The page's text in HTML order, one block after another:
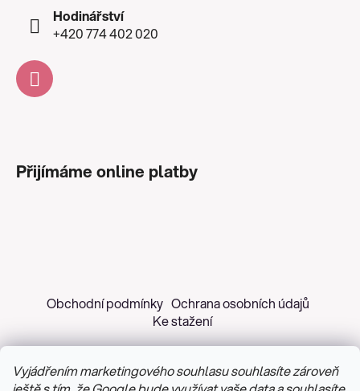
Vyjádřením marketingového souhlasu souhlasíte zároveň
Hodinářství
+420 774 402 020
Přijímáme online platby
Obchodní podmínky Ochrana osobních údajů
Ke stažení